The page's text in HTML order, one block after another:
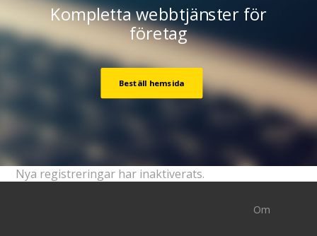
Kompletta webbtjänster för
företag
Beställ hemsida
Nya registreringar har inaktiverats.
Om